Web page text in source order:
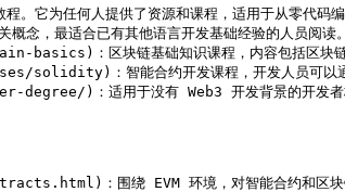
人提供了资源和课程，适用于从零代码编写
适合已有其他语言开发基础经验的人员阅读。
块链基础知识课程，内容包括区块链、
合约开发课程，开发人员可以通过此课
适用于没有 Web3 开发背景的开发者构
围绕 EVM 环境，对智能合约和区块链